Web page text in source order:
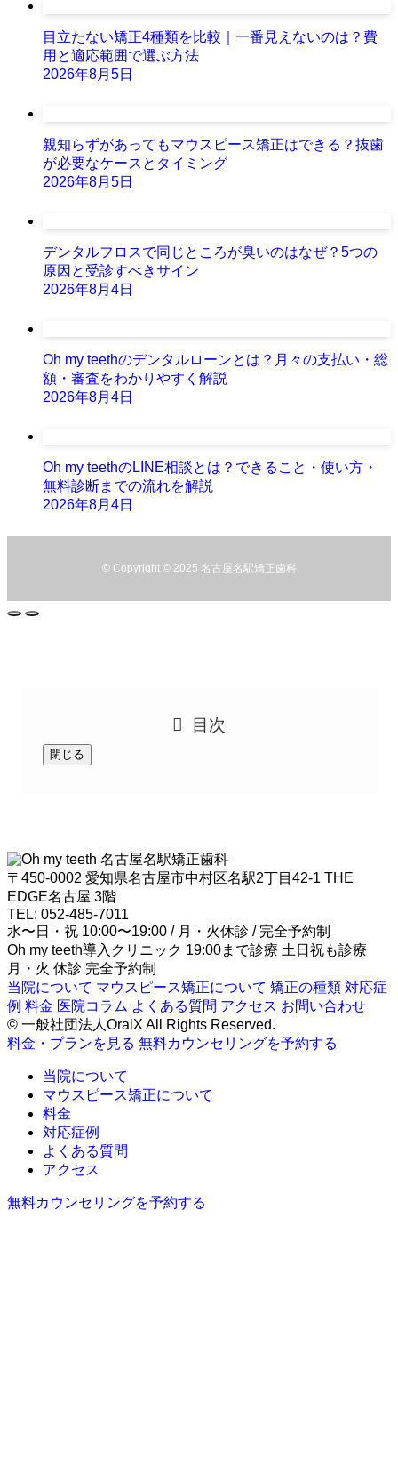
目立たない矯正4種類を比較｜一番見えないのは？費
用と適応範囲で選ぶ方法
2026年8月5日
親知らずがあってもマウスピース矯正はできる？抜歯
が必要なケースとタイミング
2026年8月5日
デンタルフロスで同じところが臭いのはなぜ？5つの
原因と受診すべきサイン
2026年8月4日
Oh my teethのデンタルローンとは？月々の支払い・総
額・審査をわかりやすく解説
2026年8月4日
Oh my teethのLINE相談とは？できること・使い方・
無料診断までの流れを解説
2026年8月4日
©Copyright © 2025 名古屋名駅矯正歯科
目次
閉じる
名古屋名駅矯正歯科
〒450-0002 愛知県名古屋市中村区名駅2丁目42-1 THE
EDGE名古屋 3階
TEL: 052-485-7011
水〜日・祝 10:00〜19:00 / 月・火休診 / 完全予約制
Oh my teeth導入クリニック 19:00まで診療 土日祝も診療
月・火 休診 完全予約制
当院について マウスピース矯正について 矯正の種類 対応症
例 料金 医院コラム よくある質問 アクセス お問い合わせ
© 一般社団法人OralX All Rights Reserved.
料金・プランを見る 無料カウンセリングを予約する
当院について
マウスピース矯正について
料金
対応症例
よくある質問
アクセス
無料カウンセリングを予約する